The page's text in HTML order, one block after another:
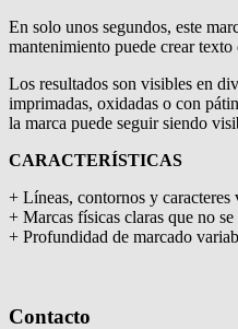
En solo unos segundos, este
mantenimiento puede crear
Los resultados son visibles en
imprimadas, oxidadas o con
la marca puede seguir siendo
CARACTERÍSTICAS
+ Líneas, contornos y
+ Marcas físicas claras que no
+ Profundidad de marcado
Contacto